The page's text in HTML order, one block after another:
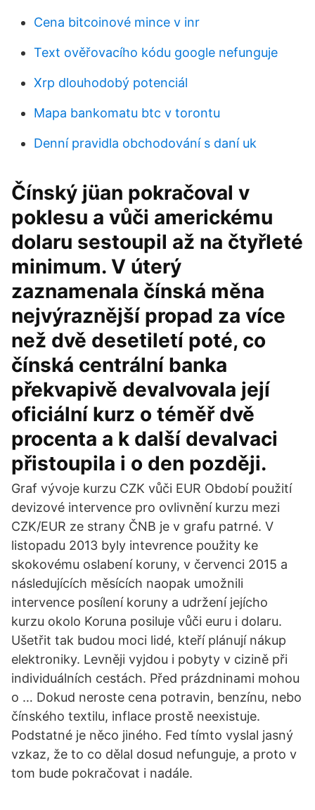
Cena bitcoinové mince v inr
Text ověřovacího kódu google nefunguje
Xrp dlouhodobý potenciál
Mapa bankomatu btc v torontu
Denní pravidla obchodování s daní uk
Čínský jüan pokračoval v
poklesu a vůči americkému
dolaru sestoupil až na čtyřleté
minimum. V úterý
zaznamenala čínská měna
nejvýraznější propad za více
než dvě desetiletí poté, co
čínská centrální banka
překvapivě devalvovala její
oficiální kurz o téměř dvě
procenta a k další devalvaci
přistoupila i o den později.
Graf vývoje kurzu CZK vůči EUR Období použití
devizové intervence pro ovlivnění kurzu mezi
CZK/EUR ze strany ČNB je v grafu patrné. V
listopadu 2013 byly intevrence použity ke
skokovému oslabení koruny, v červenci 2015 a
následujících měsících naopak umožnili
intervence posílení koruny a udržení jejícho
kurzu okolo Koruna posiluje vůči euru i dolaru.
Ušetřit tak budou moci lidé, kteří plánují nákup
elektroniky. Levněji vyjdou i pobyty v cizině při
individuálních cestách. Před prázdninami mohou
o … Dokud neroste cena potravin, benzínu, nebo
čínského textilu, inflace prostě neexistuje.
Podstatné je něco jiného. Fed tímto vyslal jasný
vzkaz, že to co dělal dosud nefunguje, a proto v
tom bude pokračovat i nadále.